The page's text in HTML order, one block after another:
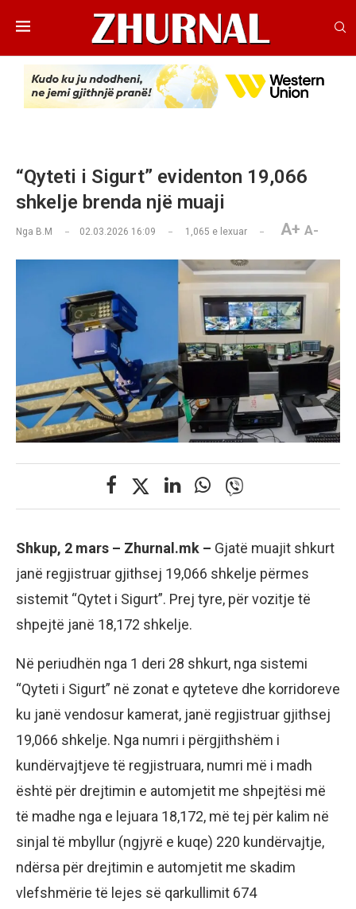
“Qyteti i Sigurt” evidenton 19,066
shkelje brenda një muaji
Nga B.M 02.03.2026 16:09 1,065 e lexuar A+ A-
Shkup, 2 mars – Zhurnal.mk – Gjatë muajit shkurt
janë regjistruar gjithsej 19,066 shkelje përmes
sistemit “Qytet i Sigurt”. Prej tyre, për vozitje të
shpejtë janë 18,172 shkelje.
Në periudhën nga 1 deri 28 shkurt, nga sistemi
“Qyteti i Sigurt” në zonat e qyteteve dhe korridoreve
ku janë vendosur kamerat, janë regjistruar gjithsej
19,066 shkelje. Nga numri i përgjithshëm i
kundërvajtjeve të regjistruara, numri më i madh
është për drejtimin e automjetit me shpejtësi më
të madhe nga e lejuara 18,172, më tej për kalim në
sinjal të mbyllur (ngjyrë e kuqe) 220 kundërvajtje,
ndërsa për drejtimin e automjetit me skadim
vlefshmërie të lejes së qarkullimit 674